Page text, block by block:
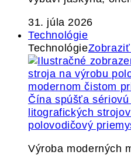
31. júla 2026
Technológie
Technológie
Čína spúšťa
litografických
polovodičový
Výroba moderných